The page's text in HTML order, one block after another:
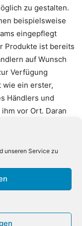
unseren Service zu
zu gestalten.
beispielsweise
eingepflegt
Produkte ist bereits
auf Wunsch
Verfügung
wie ein erster,
Händlers und
vor Ort. Daran
an. Wir freuen
Fachhandel
Web und am PoS
ElectronicPartner.